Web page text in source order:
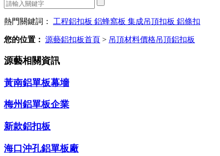
熱門關鍵詞： 工程鋁扣板 鋁蜂窩板 集成吊頂扣板 鋁條扣
您的位置： 源藝鋁扣板首頁 > 吊頂材料價格吊頂鋁扣板
源藝相關資訊
黃南鋁單板幕墻
梅州鋁單板企業
新款鋁扣板
海口沖孔鋁單板廠